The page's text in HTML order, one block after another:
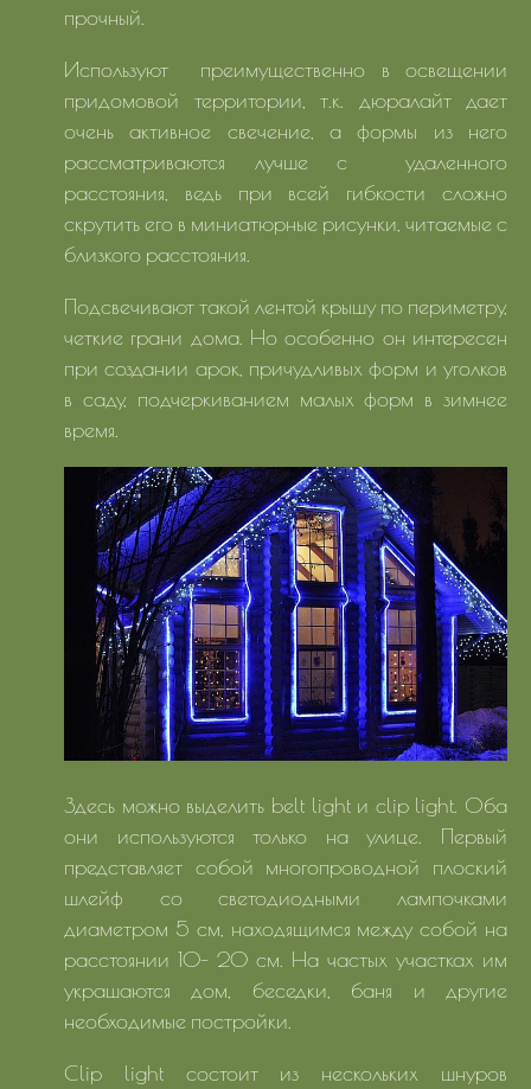
прочный.
Используют преимущественно в освещении
придомовой территории, т.к. дюралайт дает
очень активное свечение, а формы из него
рассматриваются лучше с удаленного
расстояния, ведь при всей гибкости сложно
скрутить его в миниатюрные рисунки, читаемые с
близкого расстояния.
Подсвечивают такой лентой крышу по периметру,
четкие грани дома. Но особенно он интересен
при создании арок, причудливых форм и уголков
в саду, подчеркиванием малых форм в зимнее
время.
Здесь можно выделить belt light и cliр light. Оба
они используются только на улице. Первый
представляет собой многопроводной плоский
шлейф со светодиодными лампочками
диаметром 5 см, находящимся между собой на
расстоянии 10- 20 см. На частых участках им
украшаются дом, беседки, баня и другие
необходимые постройки.
Сliр light состоит из нескольких шнуров